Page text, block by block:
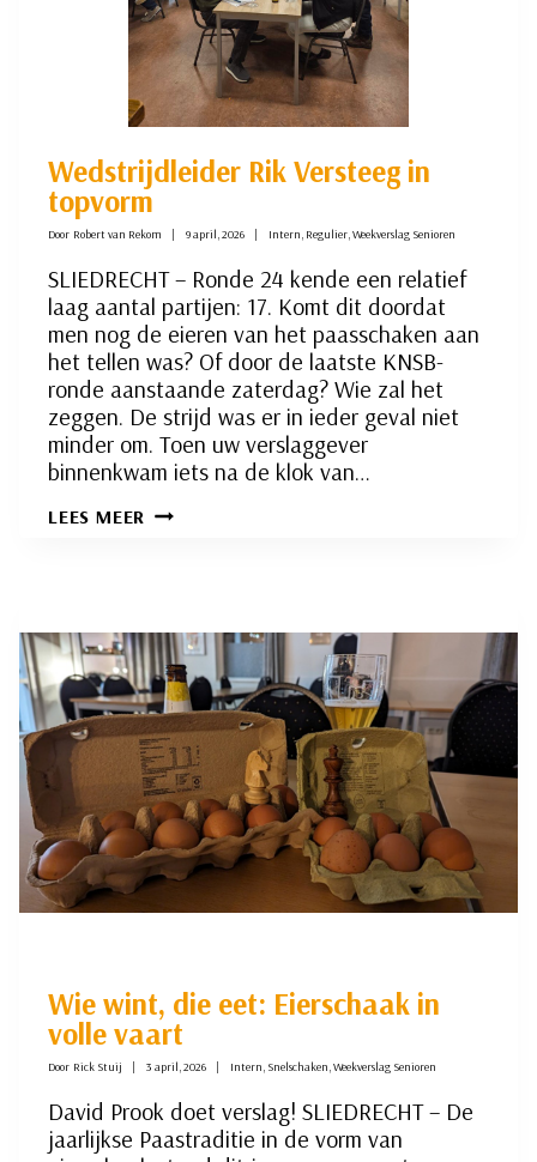
Wedstrijdleider Rik Versteeg in
topvorm
Door Robert van Rekom 9 april, 2026 Intern, Regulier,Weekverslag Senioren
SLIEDRECHT – Ronde 24 kende een relatief
laag aantal partijen: 17. Komt dit doordat
men nog de eieren van het paasschaken aan
het tellen was? Of door de laatste KNSB-
ronde aanstaande zaterdag? Wie zal het
zeggen. De strijd was er in ieder geval niet
minder om. Toen uw verslaggever
binnenkwam iets na de klok van…
LEES MEER WEDSTRIJDLEIDER
Wie wint, die eet: Eierschaak in
volle vaart
Door Rick Stuij 3 april, 2026 Intern, Snelschaken,Weekverslag Senioren
David Prook doet verslag! SLIEDRECHT – De
jaarlijkse Paastraditie in de vorm van